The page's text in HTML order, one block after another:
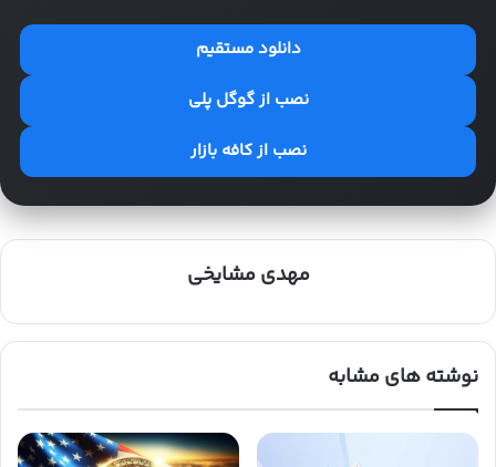
دانلود مستقیم
نصب از گوگل پلی
نصب از کافه بازار
مهدی مشایخی
نوشته های مشابه